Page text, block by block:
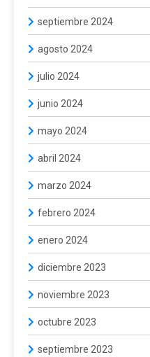
septiembre 2024
agosto 2024
julio 2024
junio 2024
mayo 2024
abril 2024
marzo 2024
febrero 2024
enero 2024
diciembre 2023
noviembre 2023
octubre 2023
septiembre 2023